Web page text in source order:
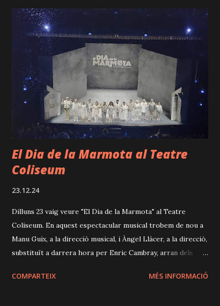
metge i rebran una visita inesperada, que tot ho canviarà.
Mentrestant, en paral·lel, es precipitaran una sèrie de fets
gairebé paranormals que no revelaré per evitar espòilers.
El que sí que us puc dir és que el repartiment és una
absoluta meravella. Així, trobarem a Anna Sahun (Sol), Pau
Roca (Ernest), Marc Rodríguez (Miki) i Nausicaa Bonnín
(Sandra) immersos en una sèrie de successos que sens
dubte, els sobrepassaran. Quines sorpreses i intrigues
esperen a...
El Dia de la Marmota al Teatre
Coliseum
23.12.24
Dilluns 23 vaig veure "El Dia de la Marmota" al Teatre
Coliseum. En aquest espectacular musical trobem de nou a
Manu Guix, a la direcció musical, i Àngel Llàcer, a la direcció,
substituït a darrera hora per Enric Cambray, arran dels
recuperat. Aquest tàndem, que tan bé funciona, any rere any
COMPARTEIX MÉS INFORMACIÓ